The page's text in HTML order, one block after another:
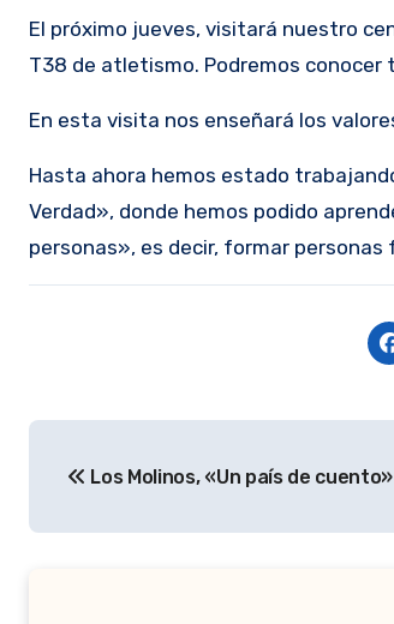
El próximo jueves, visitará nuestro centro Lorenzo Albaladejo, un atleta paralímpico campeón de España en la categoría
T38 de atletismo. Podremos
En esta visita nos enseñará los
Hasta ahora hemos estado
Verdad», donde hemos podido
personas», es decir, formar
de
entradas
Los Molinos, «Un país de cuento»